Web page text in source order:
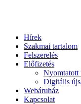
Hírek
Szakmai tartalom
Felszerelés
Előfizetés
Nyomtatott
Digitális
Webáruház
Kapcsolat